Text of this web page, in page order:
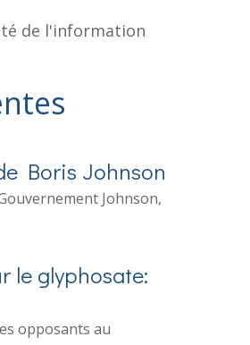
de l'information
Boris Johnson
Johnson,
le glyphosate:
opposants au